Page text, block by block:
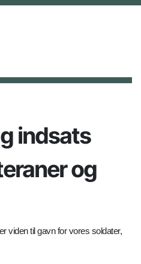
indsats
og
viden til gavn for vores soldater,